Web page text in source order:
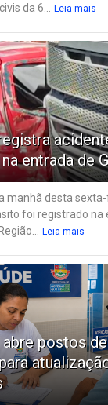
da 6...
Leia mais
entrada de
manhã desta
foi registrado na
Leia mais
postos